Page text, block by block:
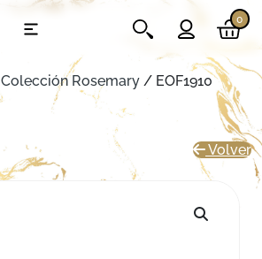
0
Colección Rosemary / EOF1910
Volver